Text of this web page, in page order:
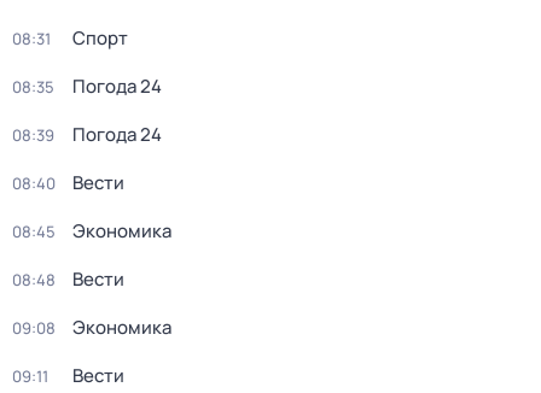
08:31 Спорт
08:35 Погода 24
08:39 Погода 24
08:40 Вести
08:45 Экономика
08:48 Вести
09:08 Экономика
09:11 Вести